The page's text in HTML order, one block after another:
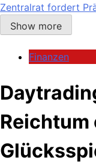
Zentralrat fordert
Show more
Finanzen